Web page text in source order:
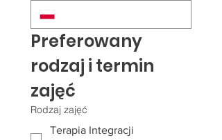
Preferowany
rodzaj i termin
zajęć
Rodzaj zajęć
Terapia Integracji